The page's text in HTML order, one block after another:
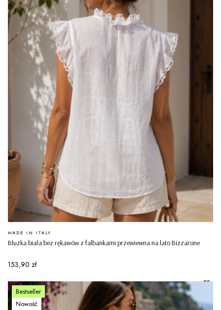
Bluzka biała bez rękawów z falbankami przewiewna na lato Bizzarone
PRODUCENT
MADE IN ITALY
Cena
153,90 zł
Bestseller
Nowość